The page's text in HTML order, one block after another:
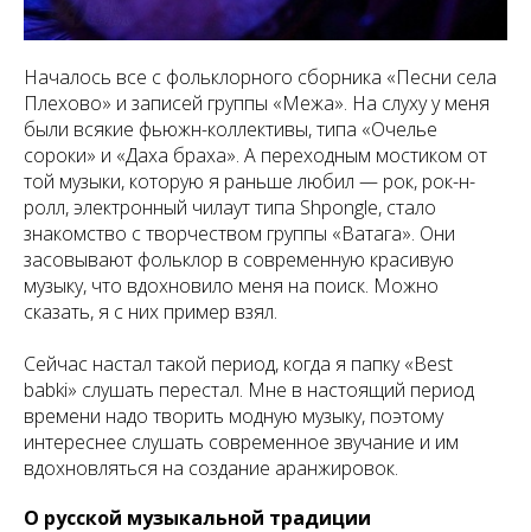
Началось все с фольклорного сборника «Песни села
Плехово» и записей группы «Межа». На слуху у меня
были всякие фьюжн-коллективы, типа «Очелье
сороки» и «Даха браха». А переходным мостиком от
той музыки, которую я раньше любил — рок, рок-н-
ролл, электронный чилаут типа Shpongle, стало
знакомство с творчеством группы «Ватага». Они
засовывают фольклор в современную красивую
музыку, что вдохновило меня на поиск. Можно
сказать, я с них пример взял.
Сейчас настал такой период, когда я папку «Best
babki» слушать перестал. Мне в настоящий период
времени надо творить модную музыку, поэтому
интереснее слушать современное звучание и им
вдохновляться на создание аранжировок.
О русской музыкальной традиции